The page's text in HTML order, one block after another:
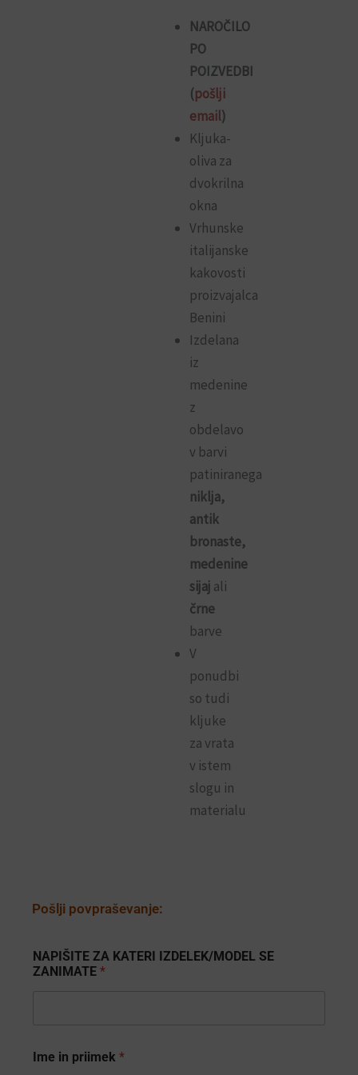
NAROČILO
PO
POIZVEDBI
(pošlji
email)
Kljuka-
oliva za
dvokrilna
okna
Vrhunske
italijanske
kakovosti
proizvajalca
Benini
Izdelana
iz
medenine
z
obdelavo
v barvi
patiniranega
niklja,
antik
bronaste,
medenine
sijaj ali
črne
barve
V
ponudbi
so tudi
kljuke
za vrata
v istem
slogu in
materialu
Pošlji povpraševanje:
NAPIŠITE ZA KATERI IZDELEK/MODEL SE
ZANIMATE *
rIme in priimek *